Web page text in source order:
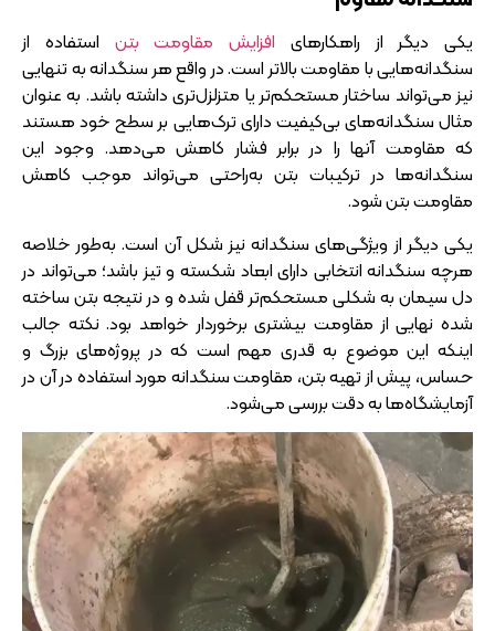
یکی دیگر از راهکارهای افزایش مقاومت بتن استفاده از
سنگدانه‌هایی با مقاومت بالاتر است. در واقع هر سنگدانه به تنهایی
نیز می‌تواند ساختار مستحکم‌تر یا متزلزل‌تری داشته باشد. به عنوان
مثال سنگدانه‌های بی‌کیفیت دارای ترک‌هایی بر سطح خود هستند
که مقاومت آنها را در برابر فشار کاهش می‌دهد. وجود این
سنگدانه‌ها در ترکیبات بتن به‌راحتی می‌تواند موجب کاهش
مقاومت بتن شود.
یکی دیگر از ویژگی‌های سنگدانه نیز شکل آن است. به‌طور خلاصه
هرچه سنگدانه انتخابی دارای ابعاد شکسته و تیز باشد؛ می‌تواند در
دل سیمان به شکلی مستحکم‌تر قفل شده و در نتیجه بتن ساخته
شده نهایی از مقاومت بیشتری برخوردار خواهد بود. نکته جالب
اینکه این موضوع به قدری مهم است که در پروژه‌های بزرگ و
حساس، پیش از تهیه بتن، مقاومت سنگدانه مورد استفاده در آن در
آزمایشگاه‌ها به دقت بررسی می‌شود.